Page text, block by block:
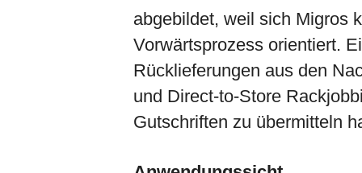
abgebildet, weil sich Migros
Vorwärtsprozess orientiert.
Rücklieferungen aus den
und Direct-to-Store
Gutschriften zu übermitteln